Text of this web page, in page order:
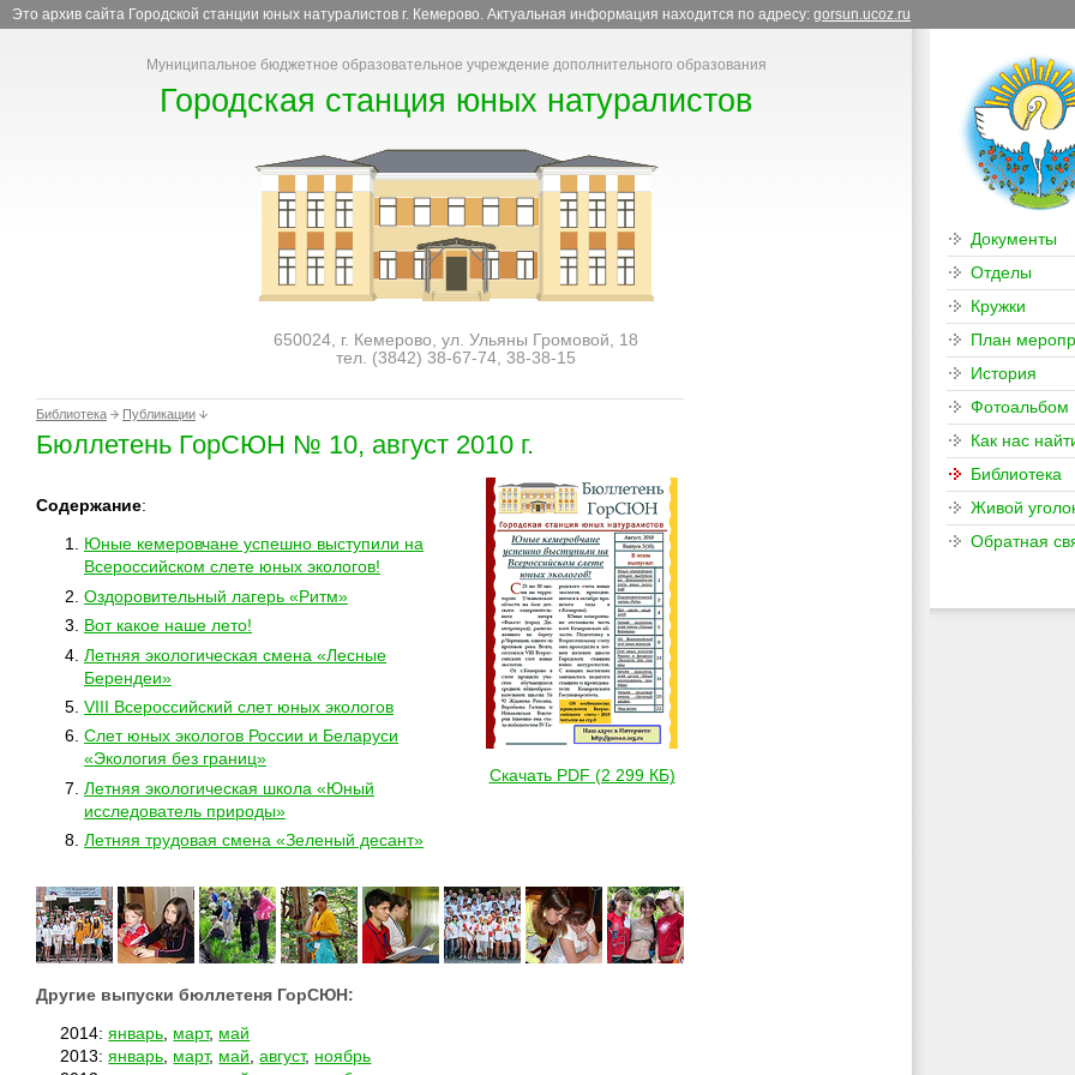
Это архив сайта Городской станции юных натуралистов г. Кемерово. Актуальная информация находится по адресу: gorsun.ucoz.ru
Муниципальное бюджетное образовательное учреждение дополнительного образования
Городская станция юных натуралистов
650024, г. Кемерово, ул. Ульяны Громовой, 18
тел. (3842) 38-67-74, 38-38-15
Библиотека Публикации
Бюллетень ГорСЮН № 10, август 2010 г.
Содержание:
Юные кемеровчане успешно выступили на
Всероссийском слете юных экологов!
Оздоровительный лагерь «Ритм»
Вот какое наше лето!
Летняя экологическая смена «Лесные
Берендеи»
VIII Всероссийский слет юных экологов
Слет юных экологов России и Беларуси
«Экология без границ»
Летняя экологическая школа «Юный
исследователь природы»
Летняя трудовая смена «Зеленый десант»
Скачать PDF (2 299 КБ)
Другие выпуски бюллетеня ГорСЮН:
2014:январь, март, май
2013:январь, март, май,август, ноябрь
Документы
Отделы
Кружки
План
История
Фотоальбом
Как нас
Библиотека
Живой
Обратная